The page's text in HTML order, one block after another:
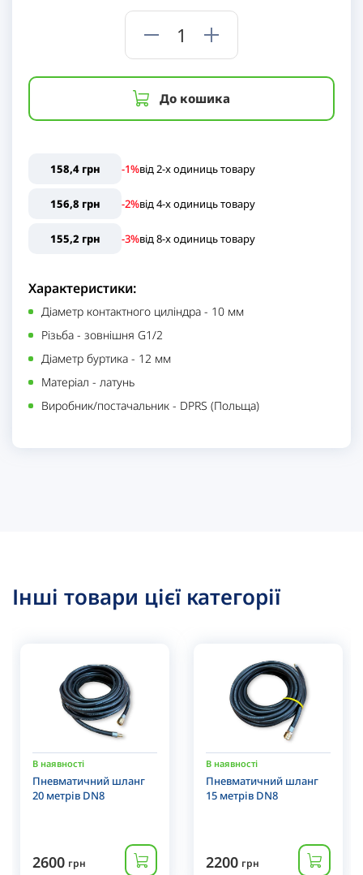
До кошика
158,4 грн -1%від2-x одиницьтовару
156,8 грн -2%від4-x одиницьтовару
155,2 грн -3%від8-x одиницьтовару
Характеристики:
Діаметр контактного циліндра - 10 мм
Різьба - зовнішня G1/2
Діаметр буртика - 12 мм
Матеріал - латунь
Виробник/постачальник - DPRS (Польща)
Інші товари цієї категорії
В наявності
Пневматичний шланг
20 метрів DN8
2600 грн
В наявності
Пневматичний шланг
15 метрів DN8
2200 грн